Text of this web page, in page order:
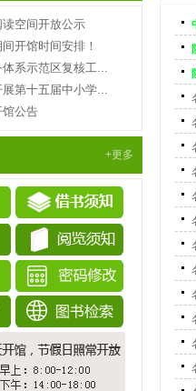
空间开放公示
开馆时间安排！
系示范区复核工...
第十五届中小学...
馆公告
+更多